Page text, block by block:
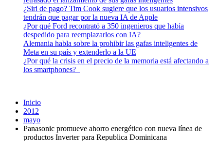
¿Siri de pago? Tim Cook sugiere que los usuarios intensivos
tendrán que pagar por la nueva IA de Apple
¿Por qué Ford recontrató a 350 ingenieros que había
despedido para reemplazarlos con IA?
Alemania habla sobre la prohibir las gafas inteligentes de
Meta en su país y extenderlo a la UE
¿Por qué la crisis en el precio de la memoria está afectando a
los smartphones?
Inicio
2012
mayo
Panasonic promueve ahorro energético con nueva línea de
productos Inverter para Republica Dominicana